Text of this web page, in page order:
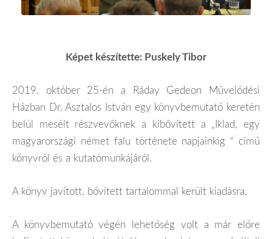
Képet készítette: Puskely Tibor
2019. október 25-én a Ráday Gedeon Művelődési
Házban Dr. Asztalos István egy könyvbemutató keretén
belül mesélt részvevőknek a kibővített a „Iklad, egy
magyarországi német falu története napjainkig “ című
könyvről és a kutatómunkájáról.
A könyv javított, bővített tartalommal került kiadásra.
A könyvbemutató végén lehetőség volt a már előre